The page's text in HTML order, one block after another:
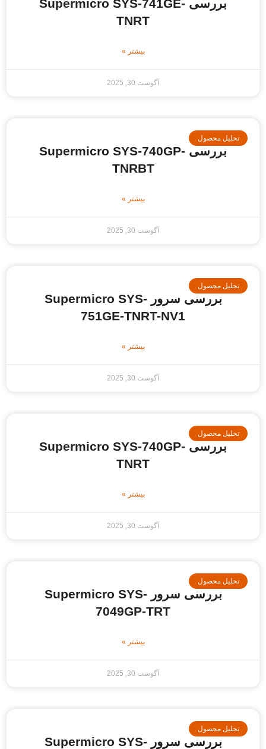
بررسی Supermicro SYS-741GE-
TNRT
محصول
بررسی Supermicro SYS-740GP-
TNRBT
محصول
بررسی سرور Supermicro SYS-
751GE-TNRT-NV1
محصول
بررسی Supermicro SYS-740GP-
TNRT
محصول
بررسی سرور Supermicro SYS-
7049GP-TRT
محصول
بررسی سرور Supermicro SYS-